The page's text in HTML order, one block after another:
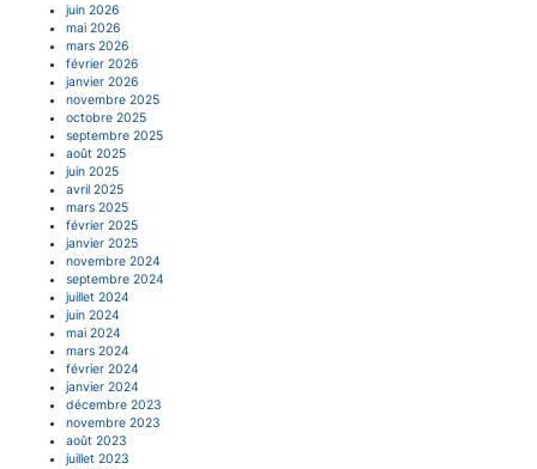
juin 2026
mai 2026
mars 2026
février 2026
janvier 2026
novembre 2025
octobre 2025
septembre 2025
août 2025
juin 2025
avril 2025
mars 2025
février 2025
janvier 2025
novembre 2024
septembre 2024
juillet 2024
juin 2024
mai 2024
mars 2024
février 2024
janvier 2024
décembre 2023
novembre 2023
août 2023
juillet 2023